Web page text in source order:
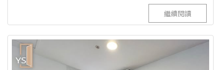
繼續閱讀